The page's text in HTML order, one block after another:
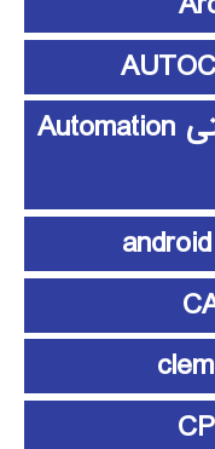
آموزش اتوماسیون صنعتی Automation